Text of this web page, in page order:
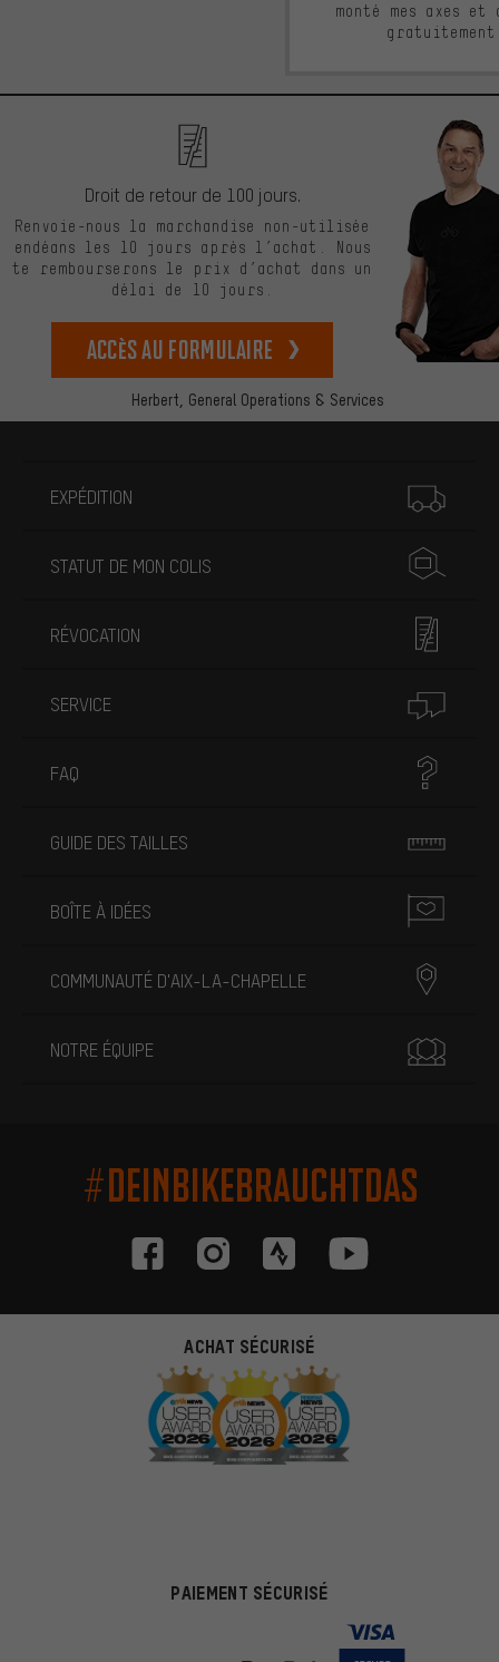
monté mes axes et
Herbert, General Operations & Services
Droit de retour de 100 jours.
Renvoie-nous la marchandise non-utilisée
endéans les 10 jours après l’achat. Nous
te rembourserons le prix d’achat dans un
délai de 10 jours.
Accès au formulaire
EXPÉDITION
STATUT DE MON COLIS
RÉVOCATION
SERVICE
FAQ
GUIDE DES TAILLES
BOÎTE À IDÉES
COMMUNAUTÉ D'AIX-LA-CHAPELLE
NOTRE ÉQUIPE
#DEINBIKEBRAUCHTDAS
ACHAT SÉCURISÉ
PAIEMENT SÉCURISÉ